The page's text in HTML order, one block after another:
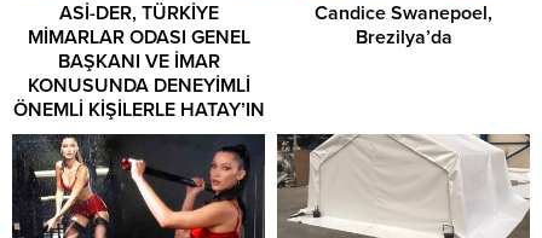
ASİ-DER, TÜRKİYE
MİMARLAR ODASI GENEL
BAŞKANI VE İMAR
KONUSUNDA DENEYİMLİ
ÖNEMLİ KİŞİLERLE HATAY’IN
GELECEĞİNİ KONUŞTU
Candice Swanepoel,
Brezilya’da